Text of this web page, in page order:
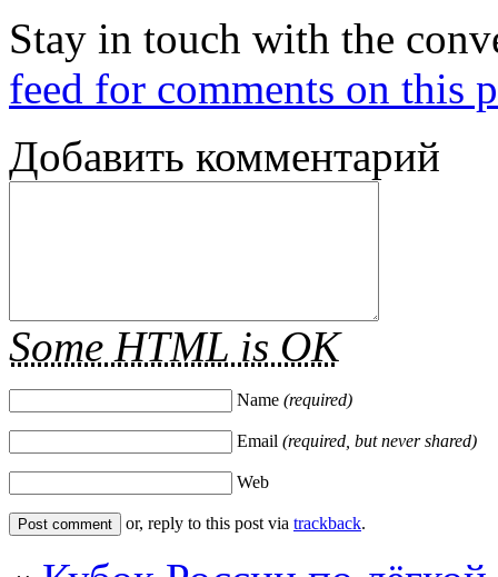
Stay in touch with the
feed for comments on this
Добавить комментарий
Some HTML is OK
Name (required)
Email (required, but never shared)
Web
or, reply to this post via trackback.